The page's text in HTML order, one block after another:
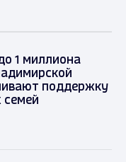
1 миллиона
поддержку
семей